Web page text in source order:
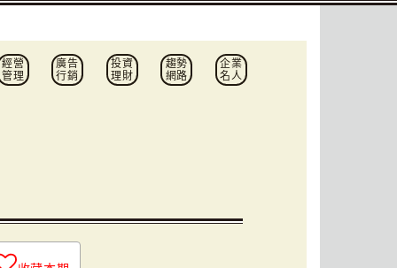
經營
管理
廣告
行銷
投資
理財
趨勢
網路
企業
名人